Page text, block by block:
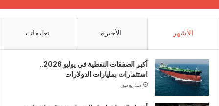
الأشهر الأخيرة تعليقات
أكبر الصفقات النفطية في يوليو 2026..
استثمارات بمليارات الدولارات
منذ يومين